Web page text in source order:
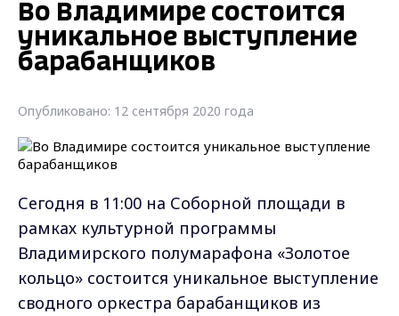
Во Владимире состоится
уникальное выступление
барабанщиков
Опубликовано: 12 сентября 2020 года
Сегодня в 11:00 на Соборной площади в
рамках культурной программы
Владимирского полумарафона «Золотое
кольцо» состоится уникальное выступление
сводного оркестра барабанщиков из